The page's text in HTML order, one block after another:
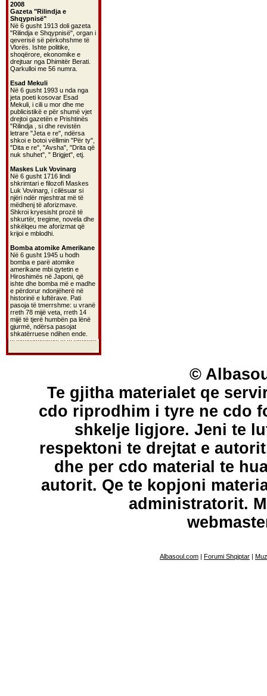
2008
Gazeta "Rilindja e
Shqypnisë"
Në 6 gusht 1913 doli gazeta
"Rilindja e Shqypnisë", organ i
qeverisë së përkohshme të
Vlorës. Ishte politike,
shoqërore, ekonomike e
drejtuar nga Dhimitër Berati.
Qarkulloi me 56 numra.
Esad Mekuli
Në 6 gusht 1993 u nda nga
jeta poeti kosovar Esad
Mekuli, i cili u mor dhe me
publicistikë e për shumë vjet
drejtoi gazetën e Prishtinës
"Rilindja , si dhe revistën
letrare "Jeta e re", ndërsa
shkoi e botoi vëllimin "Për ty",
"Dita e re", "Avsha", "Drita që
nuk shuhet", " Brigjet", etj.
Maskes Luk Vovinarg
Në 6 gusht 1716 lindi
shkrimtari e filozofi Maskes
Luk Vovinarg, i cilësuar si
njëri ndër mjeshtrat më të
mëdhenj të aforizmave.
Shkroi kryesisht prozë të
shkurtër, tregime, novela dhe
shkëlqeu me aforizmat që
krijoi e mblodhi.
Bomba atomike Amerikane
Në 6 gusht 1945 u hodh
bomba e parë atomike
amerikane mbi qytetin e
Hiroshimës në Japoni, që
ishte dhe bomba më e madhe
e përdorur ndonjëherë në
historinë e luftërave. Pati
pasoja të tmerrshme: u vranë
rreth 78 mijë veta, rreth 14
mijë të tjerë humbën pa lënë
gjurmë, ndërsa pasojat
shkatërruese ndihen ende.
©
Te gjitha materialet qe
cdo riprodhim i tyre ne cdo
shkelje ligjore. Jeni te
respektoni te drejtat e
dhe per cdo material te
autorit. Qe te kopjoni
administratorit.
Albasoul.com | Forumi Shqiptar |